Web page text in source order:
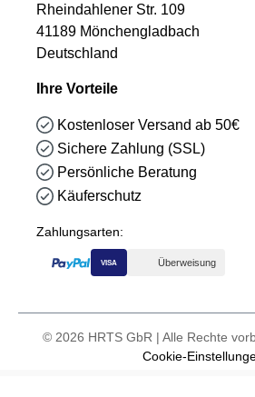
Rheindahlener Str. 109
41189 Mönchengladbach
Deutschland
Ihre Vorteile
Kostenloser Versand ab 50€
Sichere Zahlung (SSL)
Persönliche Beratung
Käuferschutz
Zahlungsarten:
VISA Überweisung
© 2026 HRTS GbR | Alle Rechte
Cookie-